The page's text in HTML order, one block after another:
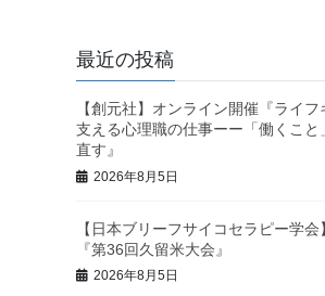
最近の投稿
【創元社】オンライン開催『ライ
支える心理職の仕事ーー「働くこと
直す』
2026年8月5日
【日本ブリーフサイコセラピー学
『第36回久留米大会』
2026年8月5日